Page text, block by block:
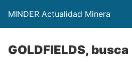
MINDER Actualidad Minera
GOLDFIELDS, busca